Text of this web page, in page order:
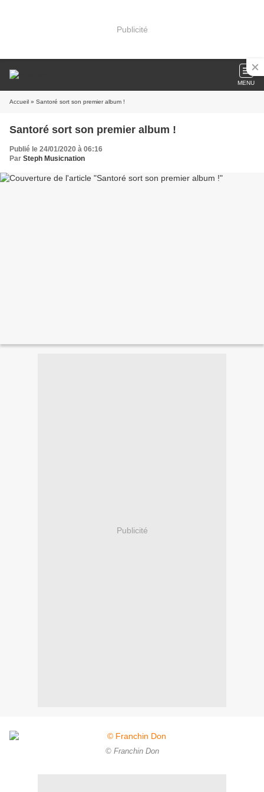
Publicité
MENU
Accueil » Santoré sort son premier album !
Santoré sort son premier album !
Publié le 24/01/2020 à 06:16
Par Steph Musicnation
Publicité
© Franchin Don